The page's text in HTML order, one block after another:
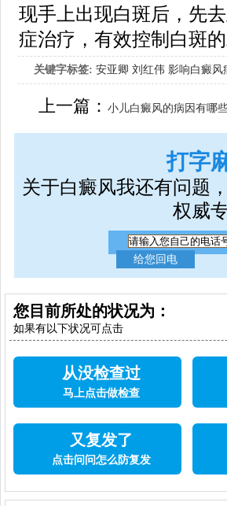
现手上出现白斑后，先
症治疗，有效控制白斑的
关键字标签: 安亚卿 刘红伟 影响白癜风
女生应该如何治疗呢
上一篇：小儿白癜风的病因有哪
打字
关于白癜风我还有问题
权威
您目前所处的状况为：
如果有以下状况可点击
从没检查过
马上点击做检查
又复发了
点击问问怎么防复发